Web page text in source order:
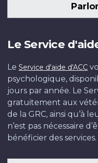
Le Service
Le Service d'aide d'ACC
psychologique,
jours par année. Le
gratuitement aux
de la GRC, ainsi qu’à
n’est pas nécessaire
bénéficier des services.